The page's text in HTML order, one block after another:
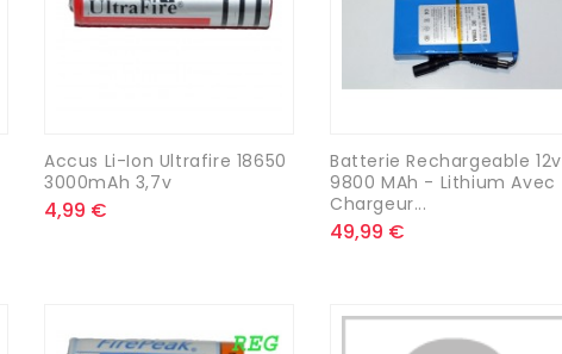
Accus Li-Ion Ultrafire 18650
3000mAh 3,7v
4,99 €
Batterie Rechargeable 12v
9800 MAh - Lithium Avec
Chargeur...
49,99 €